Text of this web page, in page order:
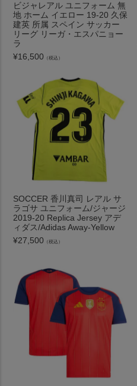
ビジャレアル ユニフォーム 無
地 ホーム イエロー 19-20 久保
建英 所属 スペイン サッカー
リーグ リーガ・エスパニョー
ラ
¥16,500 （税込）
SOCCER 香川真司 レアル サ
ラゴサ ユニフォーム/ジャージ
2019-20 Replica Jersey アデ
ィダス/Adidas Away-Yellow
¥27,500 （税込）